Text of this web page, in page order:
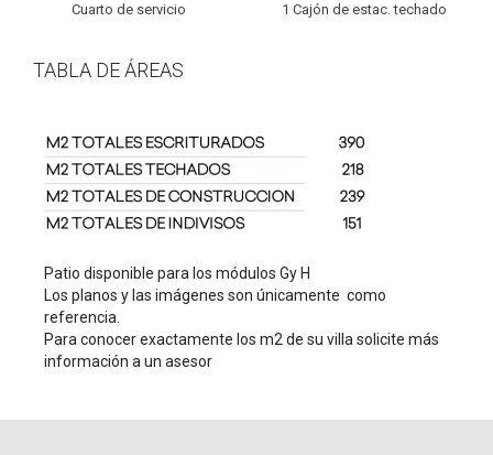
Cuarto de servicio 1 Cajón de estac. techado
TABLA DE ÁREAS
Patio disponible para los módulos Gy H
Los planos y las imágenes son únicamente como
referencia.
Para conocer exactamente los m2 de su villa solicite más
información a un asesor